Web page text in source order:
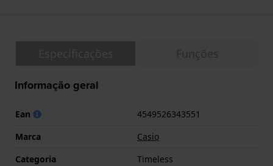
Informação geral
Ean
4549526343551
Marca
Casio
Categoria
Timeless